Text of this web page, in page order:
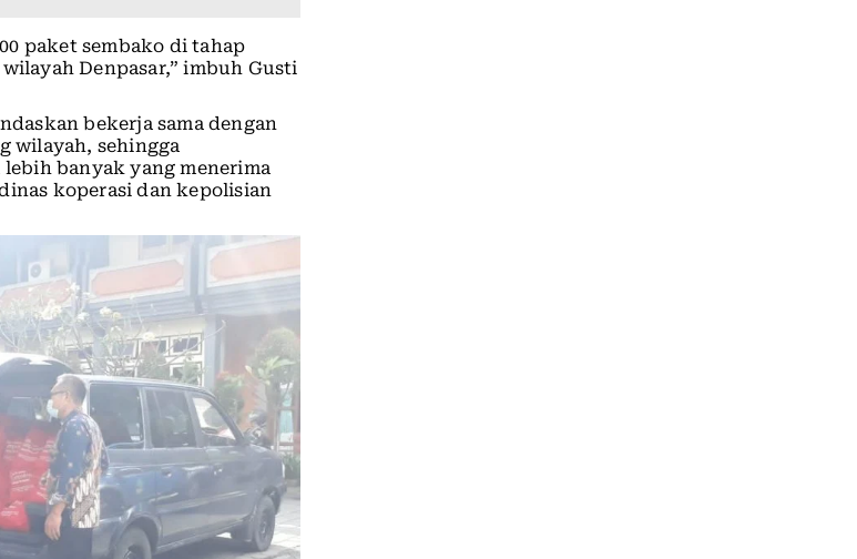
paket sembako di tahap
Denpasar,” imbuh Gusti
bekerja sama dengan
wilayah, sehingga
banyak yang menerima
koperasi dan kepolisian